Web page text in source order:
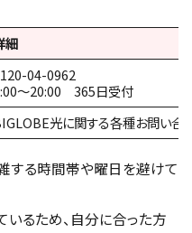
細
04-0962
～20:00 365日受付
光に関する各種お問い合
する時間帯や曜日を避けて
るため、自分に合った方